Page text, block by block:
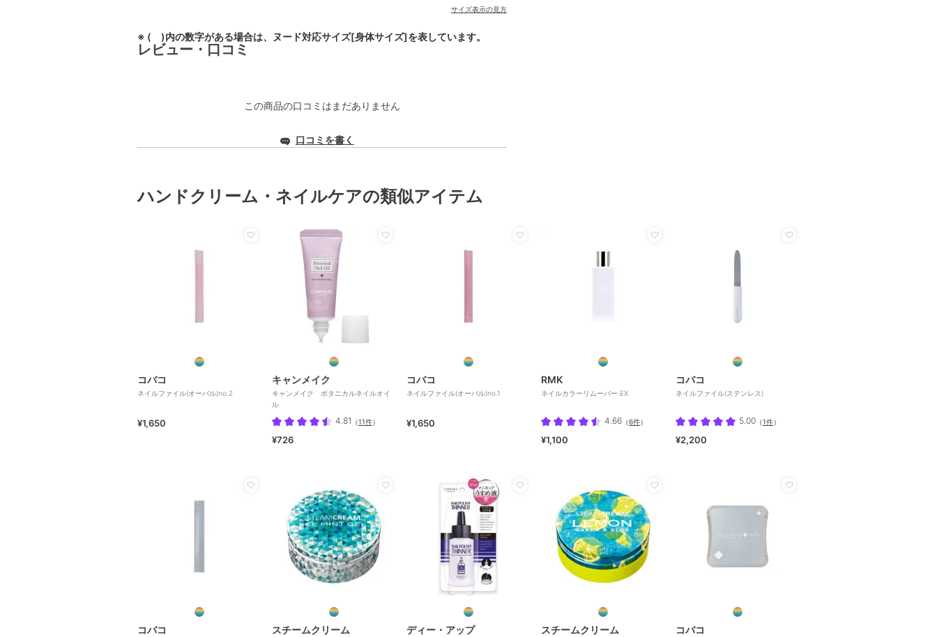
サイズ表示の見方
※ ( )内の数字がある場合は、ヌード対応サイズ[身体サイズ]を表しています。
レビュー・口コミ
この商品の口コミはまだありません
口コミを書く
ハンドクリーム・ネイルケアの類似アイテム
コバコ
ネイルファイル(オーバル)no.2
¥1,650
キャンメイク
キャンメイク ボタニカルネイルオイ
ル
4.81 （11件）
¥726
コバコ
ネイルファイル(オーバル)no.1
¥1,650
RMK
ネイルカラーリムーバー EX
4.66 （6件）
¥1,100
コバコ
ネイルファイル(ステンレス)
5.00 （1件）
¥2,200
コバコ スチームクリーム ディー・アップ スチームクリーム コバコ